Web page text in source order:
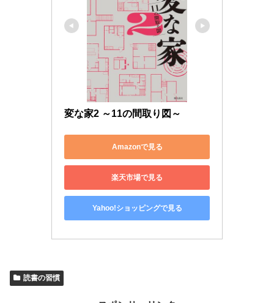
変な家2 ～11の間取り図～
Amazonで見る
楽天市場で見る
Yahoo!ショッピングで見る
読書の習慣